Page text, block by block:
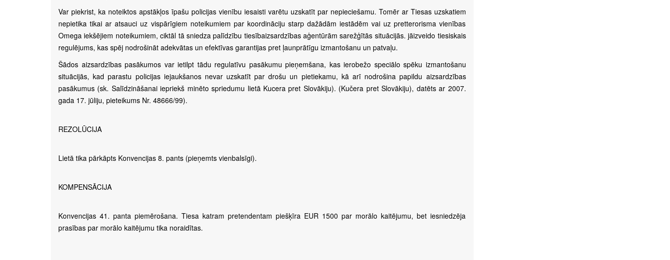
Var piekrist, ka noteiktos apstākļos īpašu policijas vienību iesaisti varētu uzskatīt par nepieciešamu. Tomēr ar Tiesas uzskatiem
nepietika tikai ar atsauci uz vispārīgiem noteikumiem par koordināciju starp dažādām iestādēm vai uz pretterorisma vienības
Omega iekšējiem noteikumiem, ciktāl tā sniedza palīdzību tiesībaizsardzības aģentūrām sarežģītās situācijās. jāizveido tiesiskais
regulējums, kas spēj nodrošināt adekvātas un efektīvas garantijas pret ļaunprātīgu izmantošanu un patvaļu.
Šādos aizsardzības pasākumos var ietilpt tādu regulatīvu pasākumu pieņemšana, kas ierobežo speciālo spēku izmantošanu
situācijās, kad parastu policijas iejaukšanos nevar uzskatīt par drošu un pietiekamu, kā arī nodrošina papildu aizsardzības
pasākumus (sk. Salīdzināšanai iepriekš minēto spriedumu lietā Kucera pret Slovākiju). (Kučera pret Slovākiju), datēts ar 2007.
gada 17. jūliju, pieteikums Nr. 48666/99).
REZOLŪCIJA
Lietā tika pārkāpts Konvencijas 8. pants (pieņemts vienbalsīgi).
KOMPENSĀCIJA
Konvencijas 41. panta piemērošana. Tiesa katram pretendentam piešķīra EUR 1500 par morālo kaitējumu, bet iesniedzēja
prasības par morālo kaitējumu tika noraidītas.